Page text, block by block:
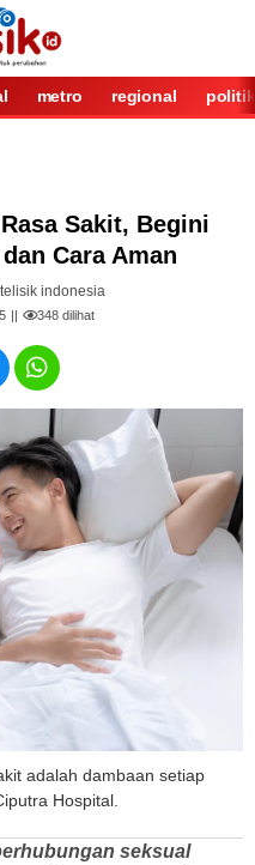
metro regional politik
Sakit, Begini
Cara Aman
indonesia
348 dilihat
adalah dambaan setiap
Hospital.
seksual